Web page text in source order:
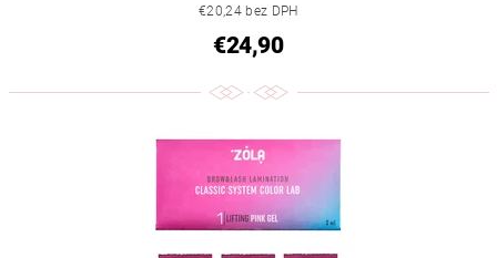
€20,24 bez DPH
€24,90